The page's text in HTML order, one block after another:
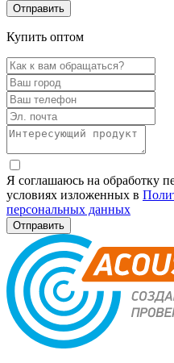
Купить оптом
Я соглашаюсь на обработку
условиях изложенных в
персональных данных